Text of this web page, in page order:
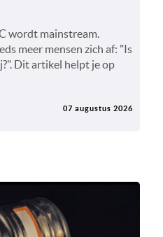
wordt mainstream.
meer mensen zich af: "Is
Dit artikel helpt je op
07 augustus 2026